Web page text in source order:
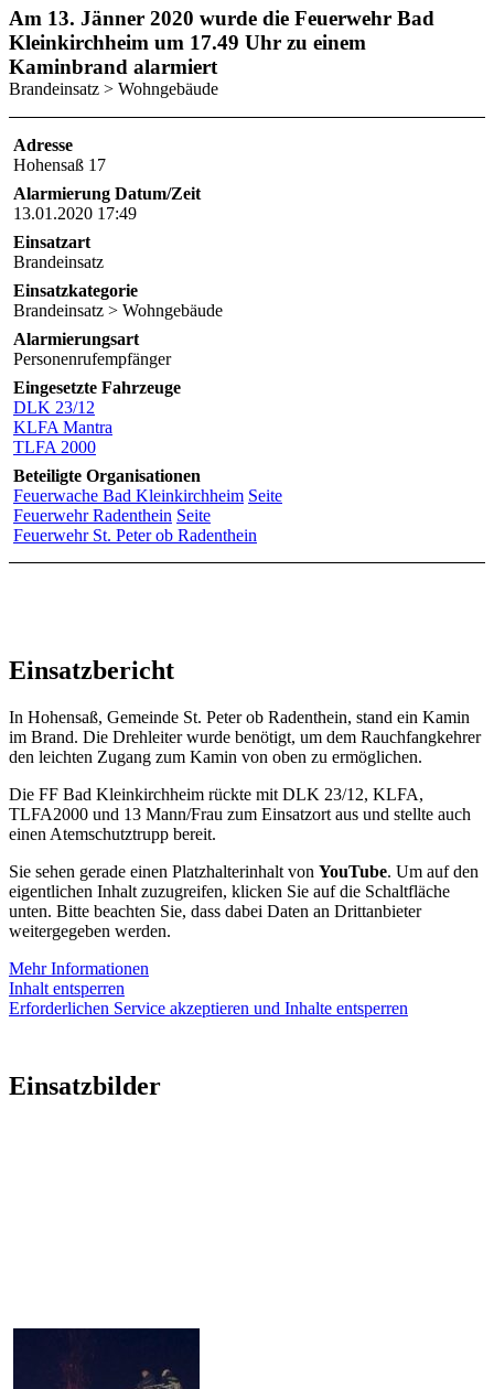
Am 13. Jänner 2020 wurde die Feuerwehr Bad
Kleinkirchheim um 17.49 Uhr zu einem
Kaminbrand alarmiert
Brandeinsatz > Wohngebäude
Adresse
Hohensaß 17
Alarmierung Datum/Zeit
13.01.2020 17:49
Einsatzart
Brandeinsatz
Einsatzkategorie
Brandeinsatz > Wohngebäude
Alarmierungsart
Personenrufempfänger
Eingesetzte Fahrzeuge
DLK 23/12
KLFA Mantra
TLFA 2000
Beteiligte Organisationen
Feuerwache Bad Kleinkirchheim Seite
Feuerwehr Radenthein Seite
Feuerwehr St. Peter ob Radenthein
Einsatzbericht
In Hohensaß, Gemeinde St. Peter ob Radenthein, stand ein Kamin
im Brand. Die Drehleiter wurde benötigt, um dem Rauchfangkehrer
den leichten Zugang zum Kamin von oben zu ermöglichen.
Die FF Bad Kleinkirchheim rückte mit DLK 23/12, KLFA,
TLFA2000 und 13 Mann/Frau zum Einsatzort aus und stellte auch
einen Atemschutztrupp bereit.
Sie sehen gerade einen Platzhalterinhalt von YouTube. Um auf den
eigentlichen Inhalt zuzugreifen, klicken Sie auf die Schaltfläche
unten. Bitte beachten Sie, dass dabei Daten an Drittanbieter
weitergegeben werden.
Mehr Informationen
Inhalt entsperren
Erforderlichen Service akzeptieren und Inhalte entsperren
Einsatzbilder